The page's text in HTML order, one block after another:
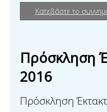
Κατεβάστε το
Πρόσκληση
2016
Πρόσκληση